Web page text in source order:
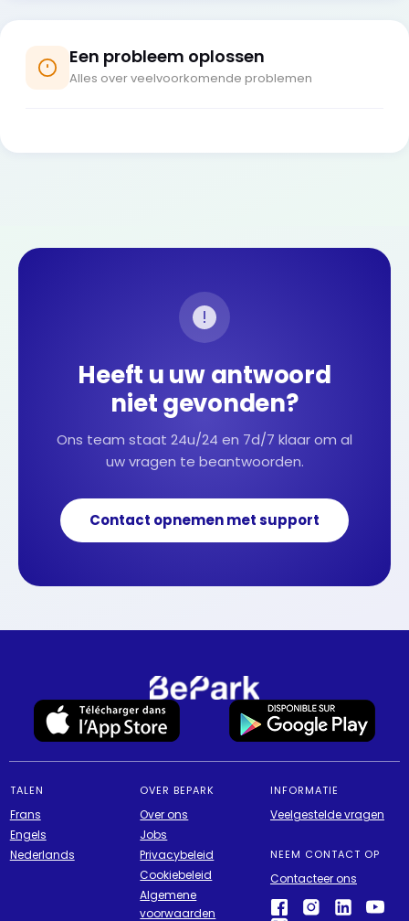
Een probleem oplossen
Alles over veelvoorkomende problemen
Heeft u uw antwoord
niet gevonden?
Ons team staat 24u/24 en 7d/7 klaar om al
uw vragen te beantwoorden.
Contact opnemen met support
TALEN
Frans
Engels
Nederlands
OVER BEPARK
Over ons
Jobs
Privacybeleid
Cookiebeleid
Algemene
voorwaarden
INFORMATIE
Veelgestelde vragen
NEEM CONTACT OP
Contacteer ons